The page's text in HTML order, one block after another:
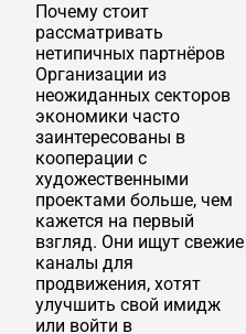
Почему стоит
рассматривать
нетипичных партнёров
Организации из
неожиданных секторов
экономики часто
заинтересованы в
кооперации с
художественными
проектами больше, чем
кажется на первый
взгляд. Они ищут свежие
каналы для
продвижения, хотят
улучшить свой имидж
или войти в